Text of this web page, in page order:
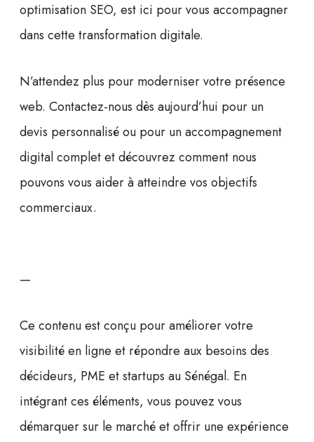
optimisation SEO, est ici pour vous accompagner
dans cette transformation digitale.
N’attendez plus pour moderniser votre présence
web. Contactez-nous dès aujourd’hui pour un
devis personnalisé ou pour un accompagnement
digital complet et découvrez comment nous
pouvons vous aider à atteindre vos objectifs
commerciaux.
—
Ce contenu est conçu pour améliorer votre
visibilité en ligne et répondre aux besoins des
décideurs, PME et startups au Sénégal. En
intégrant ces éléments, vous pouvez vous
démarquer sur le marché et offrir une expérience